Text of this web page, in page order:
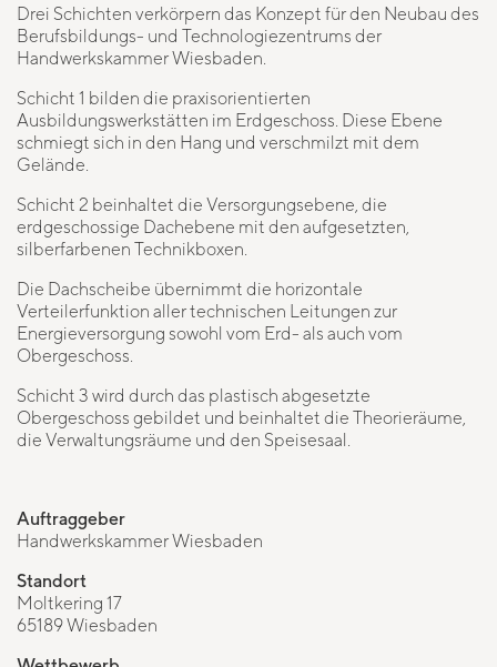
Drei Schichten verkörpern das Konzept für den Neubau des
Berufsbildungs- und Technologiezentrums der
Handwerkskammer Wiesbaden.
Schicht 1 bilden die praxisorientierten
Ausbildungswerkstätten im Erdgeschoss. Diese Ebene
schmiegt sich in den Hang und verschmilzt mit dem
Gelände.
Schicht 2 beinhaltet die Versorgungsebene, die
erdgeschossige Dachebene mit den aufgesetzten,
silberfarbenen Technikboxen.
Die Dachscheibe übernimmt die horizontale
Verteilerfunktion aller technischen Leitungen zur
Energieversorgung sowohl vom Erd- als auch vom
Obergeschoss.
Schicht 3 wird durch das plastisch abgesetzte
Obergeschoss gebildet und beinhaltet die Theorieräume,
die Verwaltungsräume und den Speisesaal.
Auftraggeber
Handwerkskammer Wiesbaden
Standort
Moltkering 17
65189 Wiesbaden